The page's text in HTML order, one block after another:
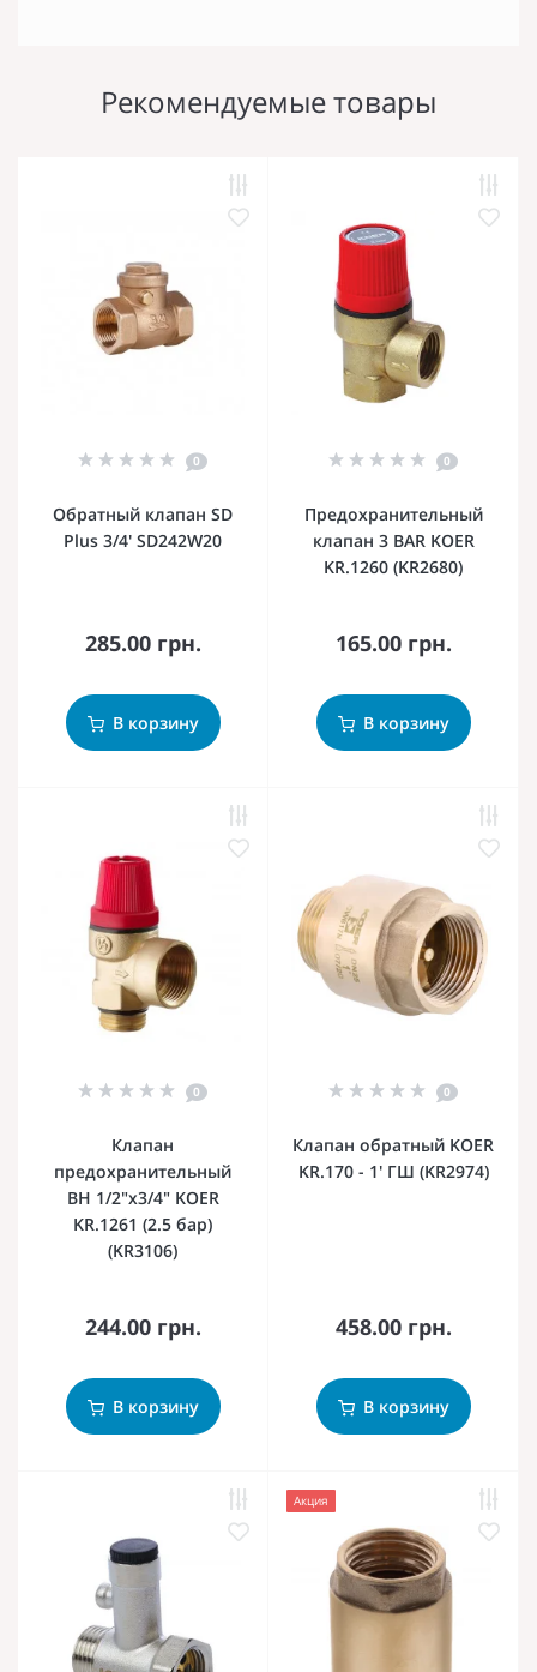
Рекомендуемые товары
0
Обратный клапан SD
Plus 3/4' SD242W20
285.00 грн.
В корзину
0
Предохранительный
клапан 3 BAR KOER
KR.1260 (KR2680)
165.00 грн.
В корзину
0
Клапан
предохранительный
ВН 1/2"х3/4" KOER
KR.1261 (2.5 бар)
(KR3106)
244.00 грн.
В корзину
0
Клапан обратный KOER
KR.170 - 1' ГШ (KR2974)
458.00 грн.
В корзину
Акция